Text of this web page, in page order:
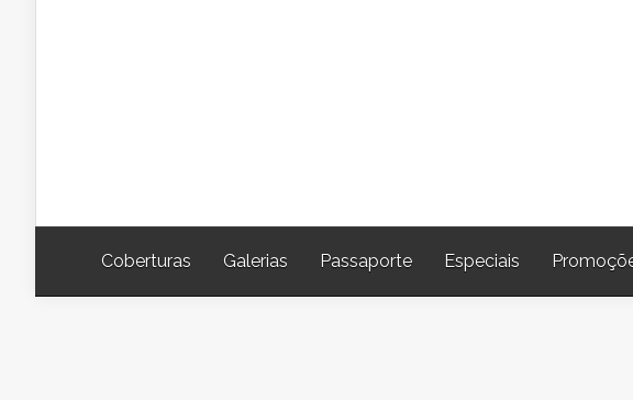
Coberturas Galerias Passaporte Especiais